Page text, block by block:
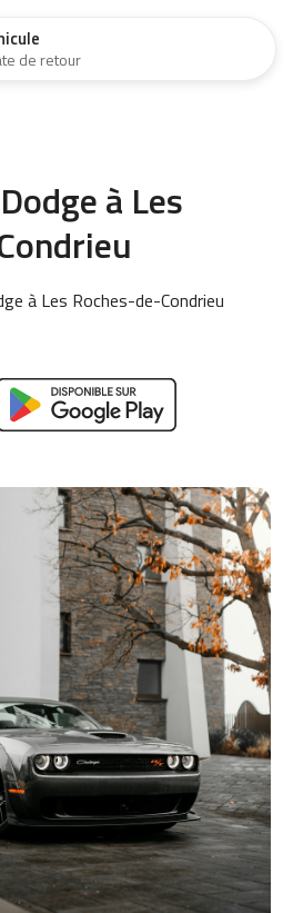
de retour
à Les
à Les Roches-de-Condrieu